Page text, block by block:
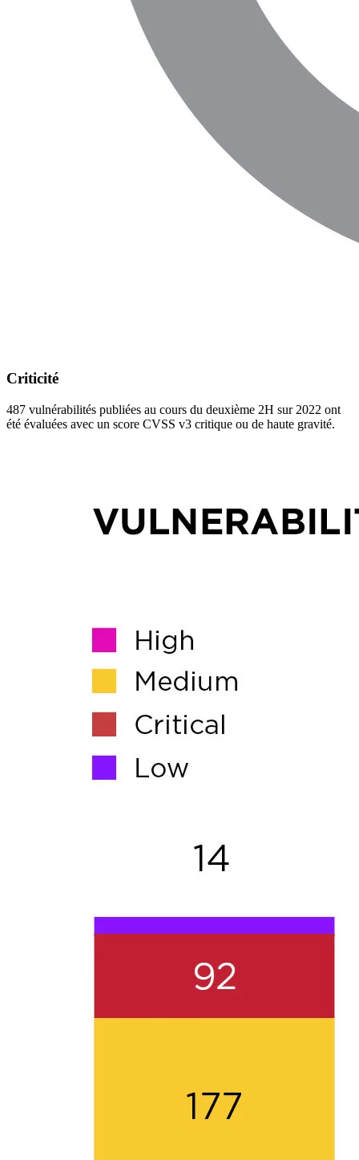
Criticité
487 vulnérabilités publiées au cours du deuxième 2H sur 2022 ont
été évaluées avec un score CVSS v3 critique ou de haute gravité.